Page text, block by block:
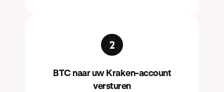
BTC naar uw Kraken-account
versturen